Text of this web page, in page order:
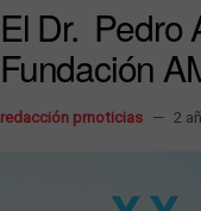
El Dr. Pedro
Fundación
redacción prnoticias 2